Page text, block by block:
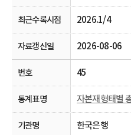
2026.1/4
2026-08-06
45
한국은행